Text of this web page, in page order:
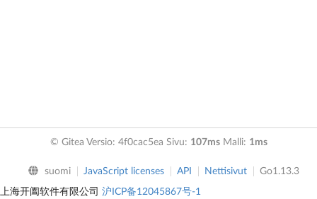
© Gitea Versio: 4f0cac5ea Sivu: 107msMalli: 1ms
suomi JavaScript licenses API Nettisivut Go1.13.3
上海开阖软件有限公司 沪ICP备12045867号-1